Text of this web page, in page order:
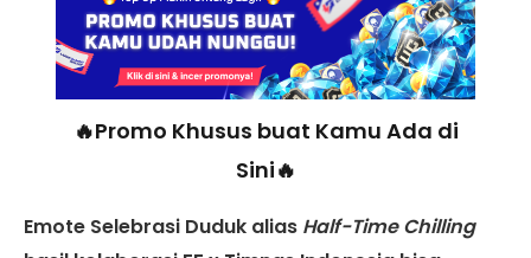
🔥Promo Khusus buat Kamu Ada di
Sini🔥
Emote Selebrasi Duduk alias Half-Time Chilling